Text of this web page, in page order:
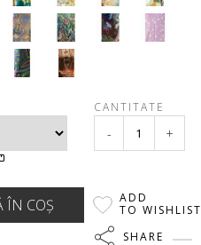
CANTITATE
- +
ADD
TO WISHLIST
SHARE